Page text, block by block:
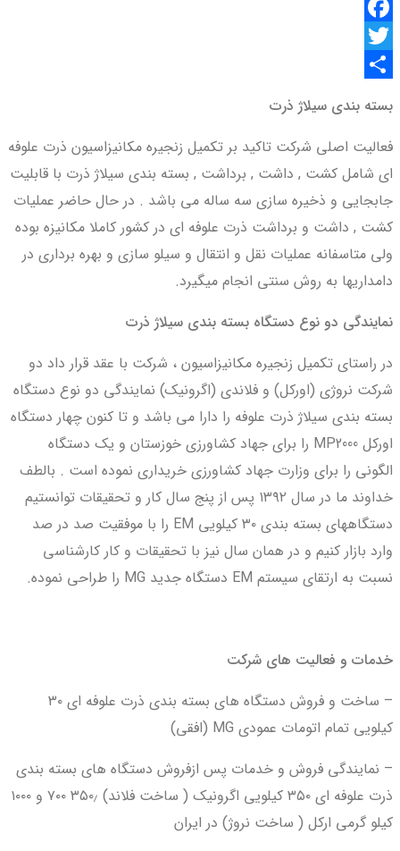
Facebook
Twitter
بسته بندی سیلاژ ذرت
فعالیت اصلی شرکت تاکید بر تکمیل زنجیره مکانیزاسیون ذرت علوفه
ای شامل کشت , داشت , برداشت , بسته بندی سیلاژ ذرت با قابلیت
جابجایی و ذخیره سازی سه ساله می باشد . در حال حاضر عملیات
کشت , داشت و برداشت ذرت علوفه ای در کشور کاملا مکانیزه بوده
ولی متاسفانه عملیات نقل و انتقال و سیلو سازی و بهره برداری در
دامداریها به روش سنتی انجام میگیرد.
نمایندگی دو نوع دستگاه بسته بندی سیلاژ ذرت
در راستای تکمیل زنجیره مکانیزاسیون ، شرکت با عقد قرار داد دو
شرکت نروژی (اورکل) و فلاندی (اگرونیک) نمایندگی دو نوع دستگاه
بسته بندی سیلاژ ذرت علوفه را دارا می باشد و تا کنون چهار دستگاه
اورکل MP2000 را برای جهاد کشاورزی خوزستان و یک دستگاه
الگونی را برای وزارت جهاد کشاورزی خریداری نموده است . بالطف
خداوند ما در سال ۱۳۹۲ پس از پنج سال کار و تحقیقات توانستیم
دستگاههای بسته بندی ۳۰ کیلویی EM را با موفقیت صد در صد
وارد بازار کنیم و در همان سال نیز با تحقیقات و کار کارشناسی
نسبت به ارتقای سیستم EM دستگاه جدید MG را طراحی نموده.
خدمات و فعالیت های شرکت
– ساخت و فروش دستگاه های بسته بندی ذرت علوفه ای ۳۰
کیلویی تمام اتومات عمودی MG (افقی)
– نمایندگی فروش و خدمات پس ازفروش دستگاه های بسته بندی
ذرت علوفه ای ۳۵۰ کیلویی اگرونیک ( ساخت فلاند) ۳۵۰٫ ۷۰۰ و ۱۰۰۰
کیلو گرمی ارکل ( ساخت نروژ) در ایران